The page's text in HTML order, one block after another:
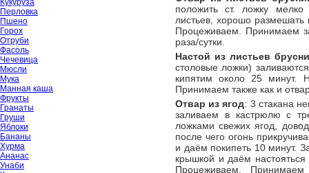
Кукуруза
Перловка
Пшено
Горох
Отруби
Фасоль
Чечевица
Мюсли
Мука
Манная каша
Фрукты
Гранаты
Груши
Яблоки
Бананы
Хурма
Ананас
Унаби
положить ст. ложку мелко
листьев, хорошо размешать
Процеживаем. Принимаем
раза/сутки.
Настой из листьев
столовые ложки)
кипятим около 25 минут.
Принимаем также как и
Отвар из ягод: 3 стакана
заливаем в кастрюлю с
ложками свежих ягод,
после чего огонь
и даём покипеть 10 минут.
крышкой и даём
Процеживаем.